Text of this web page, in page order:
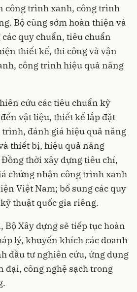
công trình xanh, công trình
Bộ cũng sớm hoàn thiện và
quy chuẩn, tiêu chuẩn
thiết kế, thi công và vận
công trình hiệu quả năng
cứu các tiêu chuẩn kỹ
vật liệu, thiết kế lắp đặt
đánh giá hiệu quả năng
thiết bị, hiệu quả năng
thời xây dựng tiêu chí,
chứng nhận công trình xanh
Việt Nam; bổ sung các quy
thuật quốc gia riêng.
Xây dựng sẽ tiếp tục hoàn
lý, khuyến khích các doanh
đầu tư nghiên cứu, ứng dụng
đại, công nghệ sạch trong